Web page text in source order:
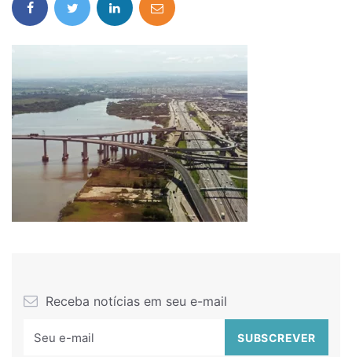
Receba notícias em seu e-mail